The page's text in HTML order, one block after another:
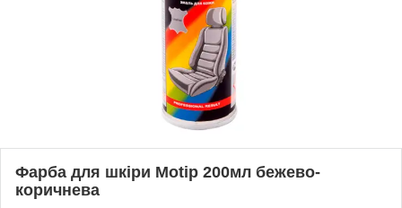
Фарба для шкіри Motip 200мл бежево-
коричнева